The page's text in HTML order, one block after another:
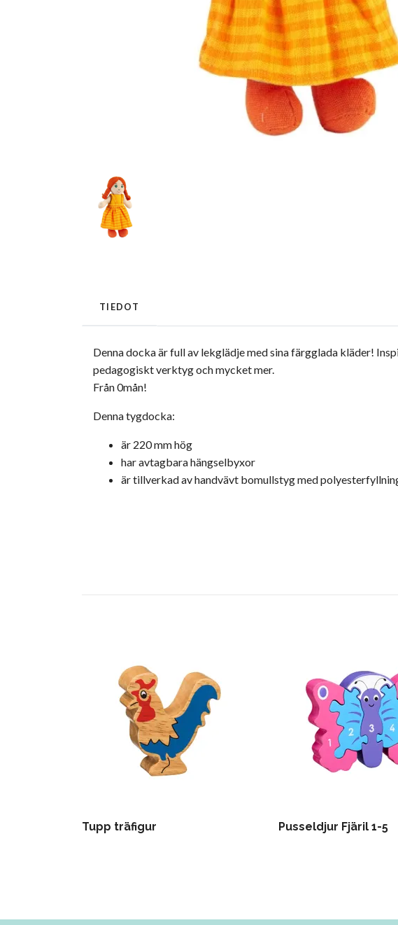
TIEDOT
Denna docka är full av lekglädje med sina färgglada kläder!
pedagogiskt verktyg och mycket mer.
Från 0mån!
Denna tygdocka:
är 220 mm hög
har avtagbara hängselbyxor
är tillverkad av handvävt bomullstyg med
Tupp träfigur Pusseldjur Fjäril 1-5